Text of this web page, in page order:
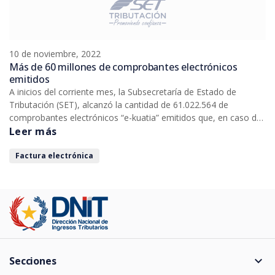
10 de noviembre, 2022
Más de 60 millones de comprobantes electrónicos
emitidos
A inicios del corriente mes, la Subsecretaría de Estado de
Tributación (SET), alcanzó la cantidad de 61.022.564 de
comprobantes electrónicos “e-kuatia” emitidos que, en caso de
haber sido impresos equivaldrían a 10.500 árboles utilizados
producción además conlleva 97.200.000 litros de agua.
Leer más
Factura electrónica
Secciones expand_more